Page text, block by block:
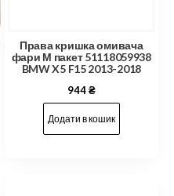
Права кришка омивача
фари М пакет 51118059938
BMW X5 F15 2013-2018
944₴
Додати в кошик